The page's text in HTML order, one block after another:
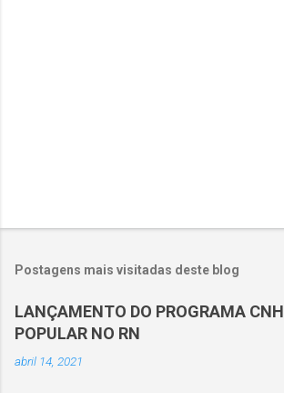
Postagens mais visitadas deste blog
LANÇAMENTO DO PROGRAMA CNH
POPULAR NO RN
abril 14, 2021